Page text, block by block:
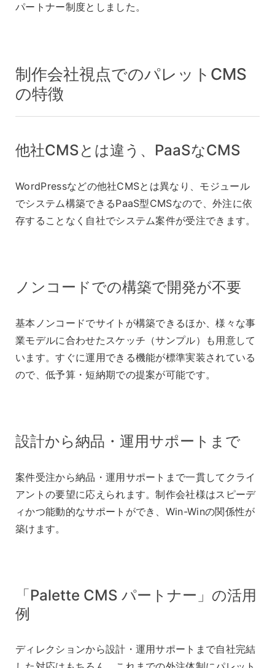
パートナー制度としました。
制作会社視点でのパレットCMS
の特徴
他社CMSとは違う、PaaSなCMS
WordPressなどの他社CMSとは異なり、モジュール
でシステム構築できるPaaS型CMSなので、外注に依
存することなく自社でシステム案件が受注できます。
ノンコードでの構築で開発が不要
基本ノンコードでサイトが構築できるほか、様々な事
業モデルに合わせたスケッチ（サンプル）も用意して
います。すぐに運用できる機能が標準実装されている
ので、低予算・短納期での提案が可能です。
設計から納品・運用サポートまで
案件受注から納品・運用サポートまで一貫してクライ
アントの要望に応えられます。制作会社様はスピーデ
ィかつ能動的なサポートができ、Win-Winの関係性が
築けます。
「Palette CMS パートナー」の活用
例
ディレクションから設計・運用サポートまで自社完結